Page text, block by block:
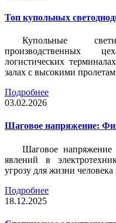
Топ купольных
Купольные
производственных
логистических
залах с высокими
Подробнее
03.02.2026
Шаговое напряжение:
Шаговое
явлений в
угрозу для жизни
Подробнее
18.12.2025